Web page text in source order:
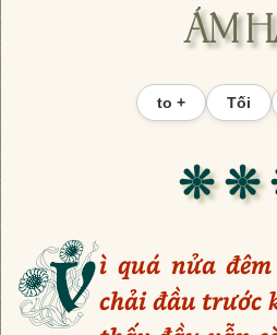
ÁM
to + Tối
❊ ❊
V ì quá nửa
chải đầu trước